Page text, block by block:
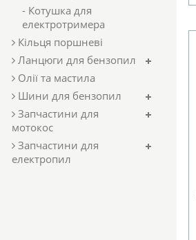
- Котушка для
електротримера
Кільця поршневі
Ланцюги для бензопил
Олії та мастила
Шини для бензопил
Запчастини для
мотокос
Запчастини для
електропил